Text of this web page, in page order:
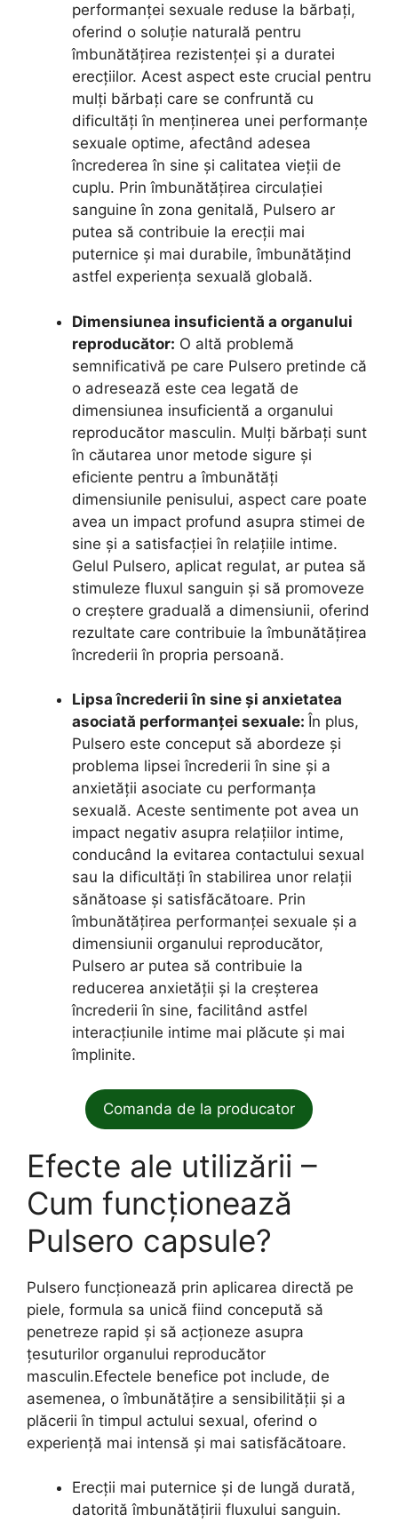
performanței sexuale reduse la bărbați,
oferind o soluție naturală pentru
îmbunătățirea rezistenței și a duratei
erecțiilor. Acest aspect este crucial pentru
mulți bărbați care se confruntă cu
dificultăți în menținerea unei performanțe
sexuale optime, afectând adesea
încrederea în sine și calitatea vieții de
cuplu. Prin îmbunătățirea circulației
sanguine în zona genitală, Pulsero ar
putea să contribuie la erecții mai
puternice și mai durabile, îmbunătățind
astfel experiența sexuală globală.
Dimensiunea insuficientă a organului
reproducător: O altă problemă
semnificativă pe care Pulsero pretinde că
o adresează este cea legată de
dimensiunea insuficientă a organului
reproducător masculin. Mulți bărbați sunt
în căutarea unor metode sigure și
eficiente pentru a îmbunătăți
dimensiunile penisului, aspect care poate
avea un impact profund asupra stimei de
sine și a satisfacției în relațiile intime.
Gelul Pulsero, aplicat regulat, ar putea să
stimuleze fluxul sanguin și să promoveze
o creștere graduală a dimensiunii, oferind
rezultate care contribuie la îmbunătățirea
încrederii în propria persoană.
Lipsa încrederii în sine și anxietatea
asociată performanței sexuale: În plus,
Pulsero este conceput să abordeze și
problema lipsei încrederii în sine și a
anxietății asociate cu performanța
sexuală. Aceste sentimente pot avea un
impact negativ asupra relațiilor intime,
conducând la evitarea contactului sexual
sau la dificultăți în stabilirea unor relații
sănătoase și satisfăcătoare. Prin
îmbunătățirea performanței sexuale și a
dimensiunii organului reproducător,
Pulsero ar putea să contribuie la
reducerea anxietății și la creșterea
încrederii în sine, facilitând astfel
interacțiunile intime mai plăcute și mai
împlinite.
Comanda de la producator
Efecte ale utilizării –
Cum funcționează
Pulsero capsule?
Pulsero funcționează prin aplicarea directă pe
piele, formula sa unică fiind concepută să
penetreze rapid și să acționeze asupra
țesuturilor organului reproducător
masculin.Efectele benefice pot include, de
asemenea, o îmbunătățire a sensibilității și a
plăcerii în timpul actului sexual, oferind o
experiență mai intensă și mai satisfăcătoare.
Erecții mai puternice și de lungă durată,
datorită îmbunătățirii fluxului sanguin.